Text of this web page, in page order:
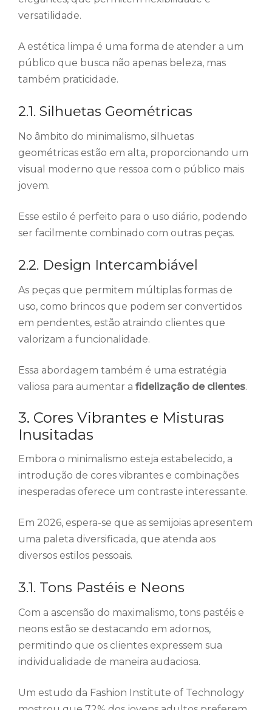
versatilidade.
A estética limpa é uma forma de atender a um
público que busca não apenas beleza, mas
também praticidade.
2.1. Silhuetas Geométricas
No âmbito do minimalismo, silhuetas
geométricas estão em alta, proporcionando um
visual moderno que ressoa com o público mais
jovem.
Esse estilo é perfeito para o uso diário, podendo
ser facilmente combinado com outras peças.
2.2. Design Intercambiável
As peças que permitem múltiplas formas de
uso, como brincos que podem ser convertidos
em pendentes, estão atraindo clientes que
valorizam a funcionalidade.
Essa abordagem também é uma estratégia
valiosa para aumentar a fidelização de clientes.
3. Cores Vibrantes e Misturas
Inusitadas
Embora o minimalismo esteja estabelecido, a
introdução de cores vibrantes e combinações
inesperadas oferece um contraste interessante.
Em 2026, espera-se que as semijoias apresentem
uma paleta diversificada, que atenda aos
diversos estilos pessoais.
3.1. Tons Pastéis e Neons
Com a ascensão do maximalismo, tons pastéis e
neons estão se destacando em adornos,
permitindo que os clientes expressem sua
individualidade de maneira audaciosa.
Um estudo da Fashion Institute of Technology